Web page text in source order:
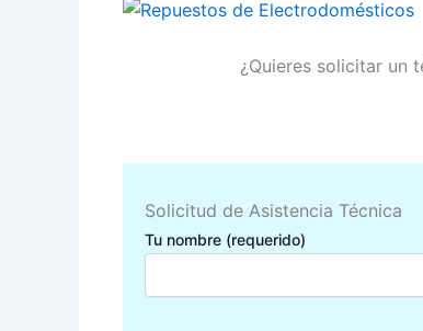
¿Quieres solicitar un
Solicitud de Asistencia Técnica
Tu nombre (requerido)